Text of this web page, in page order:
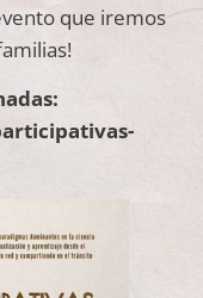
que iremos